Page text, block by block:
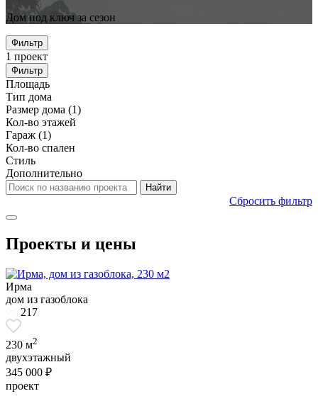
Дом под ключ за сезон
Фильтр
1 проект
Фильтр
Площадь
Тип дома
Размер дома (1)
Кол-во этажей
Гараж (1)
Кол-во спален
Стиль
Дополнительно
Сбросить фильтр
Проекты и цены
Ирма
дом из газоблока
217
230 м2
двухэтажный
345 000 ₽
проект